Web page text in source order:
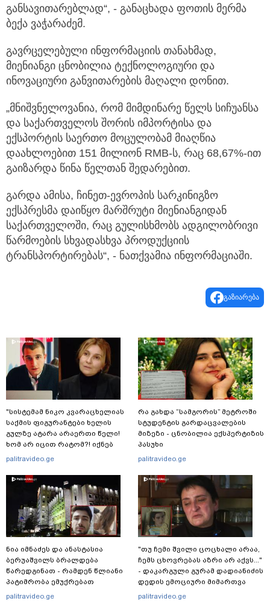
განსავითარებლად“, - განაცხადა ფოთის მერმა
ბექა ვაჭარაძემ.
გავრცელებული ინფორმაციის თანახმად,
მიენიანგი ცნობილია ტექნოლოგიური და
ინოვაციური განვითარების მაღალი დონით.
„მნიშვნელოვანია, რომ მიმდინარე წელს სიჩუანსა
და საქართველოს შორის იმპორტისა და
ექსპორტის საერთო მოცულობამ მიაღწია
დაახლოებით 151 მილიონ RMB-ს, რაც 68,67%-ით
გაიზარდა წინა წელთან შედარებით.
გარდა ამისა, ჩინეთ-ევროპის სარკინიგზო
ექსპრესმა დაიწყო მარშრუტი მიენიანგიდან
საქართველოში, რაც გულისხმობს ადგილობრივი
წარმოების სხვადასხვა პროდუქციის
ტრანსპორტირებას“, - ნათქვამია ინფორმაციაში.
გაზიარება
"სისტემამ ნიკო კვარაცხელიას
საქმის ფიგურანტები ხელის
გულზე ატარა არაერთი წელი!
ხომ არ იცით რატომ?! იქნებ
იმიტომ რომ თავად
კვარაცხელიას დედა
განცხადებას ავრცელებს
palitravideo.ge
ნია იმნაძეს და ანასტასია
ბერუაშვილს ბრალდება
წარედგინათ - რამდენ წლიანი
პატიმრობა ემუქრებათ
არასრულწლოვნებს?
palitravideo.ge
რა გახდა “სამგორის” მეტროში
სტუდენტის გარდაცვალების
მიზეზი - ცნობილია ექსპერტიზის
პასუხი
palitravideo.ge
"თუ ჩემი შვილი ცოცხალი არაა,
ჩემს ცხოვრებას აზრი არ აქვს..."
- დაკარგული გურამ დადიანიძის
დედის ემოციური მიმართვა
palitravideo.ge